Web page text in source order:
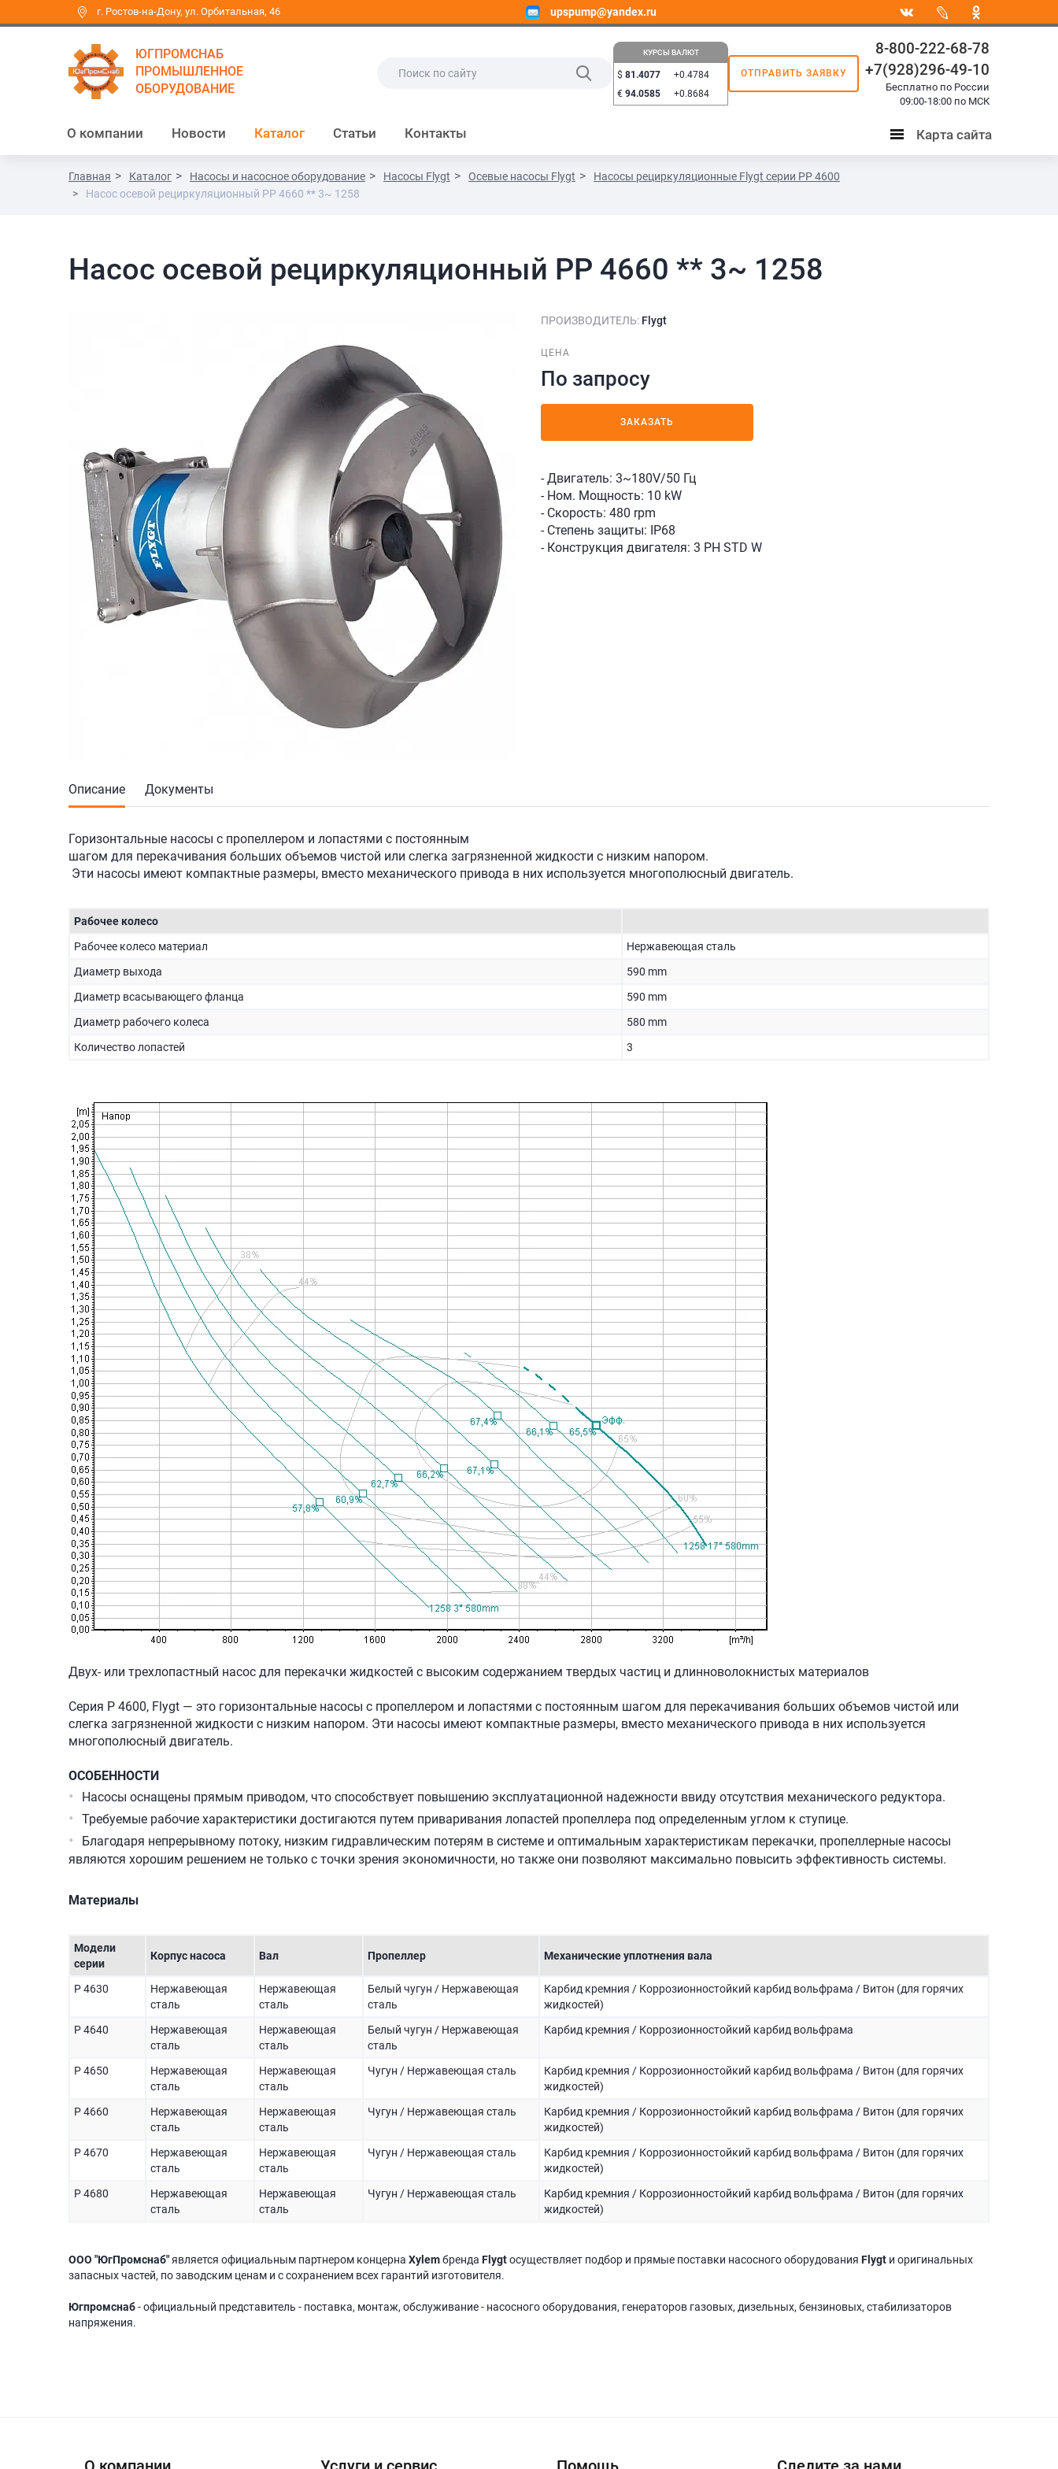
г. Ростов-на-Дону, ул. Орбитальная, 46 upspump@yandex.ru
ЮГПРОМСНАБ
ПРОМЫШЛЕННОЕ
ОБОРУДОВАНИЕ
КУРСЫ ВАЛЮТ
$ 81.4077
€ 94.0585
+0.4784
+0.8684
ОТПРАВИТЬ ЗАЯВКУ
8-800-222-68-78
+7(928)296-49-10
Бесплатно по России
09:00-18:00 по МСК
О компании Новости Каталог Статьи Контакты
Карта
сайта
Карта сайта
Главная Каталог Насосы и насосное оборудование Насосы Flygt Осевые насосы Flygt
Насосы рециркуляционные Flygt серии PP 4600
Насос осевой рециркуляционный PP 4660 ** 3~ 1258
Насос осевой рециркуляционный PP 4660 ** 3~ 1258
ПРОИЗВОДИТЕЛЬ: Flygt
ЦЕНА
По запросу
ЗАКАЗАТЬ
- Двигатель: 3~180V/50 Гц
- Ном. Мощность: 10 kW
- Скорость: 480 rpm
- Степень защиты: IP68
- Конструкция двигателя: 3 PH STD W
Описание Документы
Горизонтальные насосы с пропеллером и лопастями с постоянным
шагом для перекачивания больших объемов чистой или слегка загрязненной жидкости с низким напором.
Эти насосы имеют компактные размеры, вместо механического привода в них используется многополюсный двигатель.
Рабочее колесо
Рабочее колесо материал
Нержавеющая сталь
Диаметр выхода
590 mm
Диаметр всасывающего фланца
590 mm
Диаметр рабочего колеса
580 mm
Количество лопастей
3
Двух- или трехлопастный насос для перекачки жидкостей с высоким содержанием твердых частиц и длинноволокнистых материалов
Серия P 4600, Flygt — это горизонтальные насосы с пропеллером и лопастями с постоянным шагом для перекачивания больших объемов чистой или
слегка загрязненной жидкости с низким напором. Эти насосы имеют компактные размеры, вместо механического привода в них используется
многополюсный двигатель.
ОСОБЕННОСТИ
Насосы оснащены прямым приводом, что способствует повышению эксплуатационной надежности ввиду отсутствия механического редуктора.
Требуемые рабочие характеристики достигаются путем приваривания лопастей пропеллера под определенным углом к ступице.
Благодаря непрерывному потоку, низким гидравлическим потерям в системе и оптимальным характеристикам перекачки, пропеллерные насосы
являются хорошим решением не только с точки зрения экономичности, но также они позволяют максимально повысить эффективность системы.
Материалы
Модели
серии
Корпус насоса Вал Пропеллер Механические уплотнения вала
P 4630
Нержавеющая
сталь
Нержавеющая
сталь
Белый чугун / Нержавеющая
сталь
Карбид кремния / Коррозионностойкий карбид вольфрама / Витон (для горячих
жидкостей)
P 4640
Нержавеющая
сталь
Нержавеющая
сталь
Белый чугун / Нержавеющая
сталь
Карбид кремния / Коррозионностойкий карбид вольфрама
P 4650
Нержавеющая
сталь
Нержавеющая
сталь
Чугун / Нержавеющая сталь
Карбид кремния / Коррозионностойкий карбид вольфрама / Витон (для горячих
жидкостей)
P 4660
Нержавеющая
сталь
Нержавеющая
сталь
Чугун / Нержавеющая сталь
Карбид кремния / Коррозионностойкий карбид вольфрама / Витон (для горячих
жидкостей)
P 4670
Нержавеющая
сталь
Нержавеющая
сталь
Чугун / Нержавеющая сталь
Карбид кремния / Коррозионностойкий карбид вольфрама / Витон (для горячих
жидкостей)
P 4680
Нержавеющая
сталь
Нержавеющая
сталь
Чугун / Нержавеющая сталь
Карбид кремния / Коррозионностойкий карбид вольфрама / Витон (для горячих
жидкостей)
ООО "ЮгПромснаб"является официальным партнером концерна Xylemбренда Flygtосуществляет подбор и прямые поставки насосного оборудования Flygt и оригинальных
запасных частей, по заводским ценам и с сохранением всех гарантий изготовителя.
Югпромснаб- официальный представитель - поставка, монтаж, обслуживание - насосного оборудования, генераторов газовых, дизельных, бензиновых, стабилизаторов
напряжения.